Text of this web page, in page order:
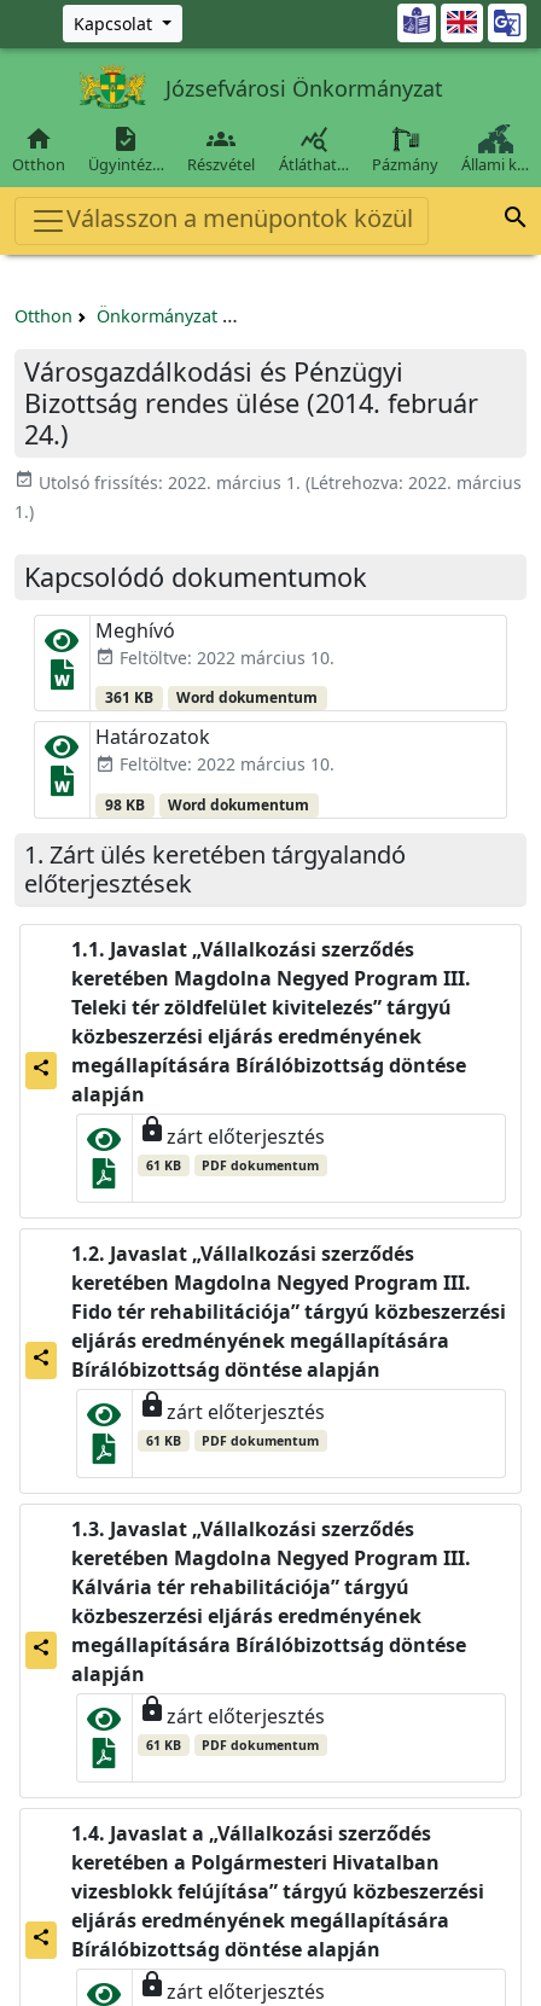
Ugrás a fő tartalomra
Kapcsolat 
Józsefvárosi Önkormányzat

Otthon

Ügyintéz…

Részvétel

Átláthat… Pázmány Állami k…
Válasszon a menüpontok közül 
Otthon Önkormányzat
Városgazdálkodási és Pénzügyi
Bizottság rendes ülése (2014. február
24.)
event_available Utolsó frissítés: 2022. március 1. (Létrehozva: 2022. március
1.)
Kapcsolódó dokumentumok
Meghívó
event_available Feltöltve: 2022 március 10.
361 KB Word dokumentum
Határozatok
event_available Feltöltve: 2022 március 10.
98 KB Word dokumentum
Zárt ülés keretében tárgyalandó
előterjesztések
share
Javaslat „Vállalkozási szerződés
keretében Magdolna Negyed Program III.
Teleki tér zöldfelület kivitelezés” tárgyú
közbeszerzési eljárás eredményének
megállapítására Bírálóbizottság döntése
alapján
lockzárt előterjesztés
61 KB PDF dokumentum
share
Javaslat „Vállalkozási szerződés
keretében Magdolna Negyed Program III.
Fido tér rehabilitációja” tárgyú közbeszerzési
eljárás eredményének megállapítására
Bírálóbizottság döntése alapján
lockzárt előterjesztés
61 KB PDF dokumentum
share
Javaslat „Vállalkozási szerződés
keretében Magdolna Negyed Program III.
Kálvária tér rehabilitációja” tárgyú
közbeszerzési eljárás eredményének
megállapítására Bírálóbizottság döntése
alapján
lockzárt előterjesztés
61 KB PDF dokumentum
share
Javaslat a „Vállalkozási szerződés
keretében a Polgármesteri Hivatalban
vizesblokk felújítása” tárgyú közbeszerzési
eljárás eredményének megállapítására
Bírálóbizottság döntése alapján
lockzárt előterjesztés